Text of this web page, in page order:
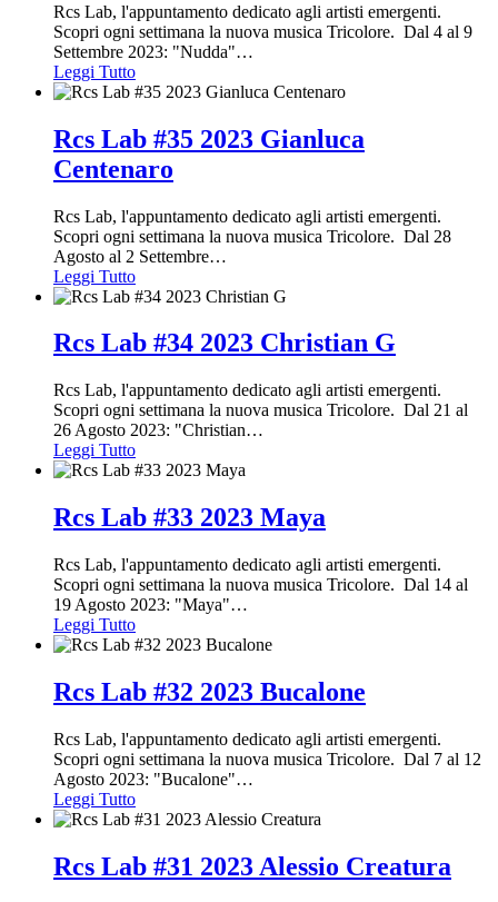
Rcs Lab, l'appuntamento dedicato agli artisti emergenti.
Scopri ogni settimana la nuova musica Tricolore. Dal 4 al 9
Settembre 2023: "Nudda"…
Leggi Tutto
Rcs Lab #35 2023 Gianluca
Centenaro
Rcs Lab, l'appuntamento dedicato agli artisti emergenti.
Scopri ogni settimana la nuova musica Tricolore. Dal 28
Agosto al 2 Settembre…
Leggi Tutto
Rcs Lab #34 2023 Christian G
Rcs Lab, l'appuntamento dedicato agli artisti emergenti.
Scopri ogni settimana la nuova musica Tricolore. Dal 21 al
26 Agosto 2023: "Christian…
Leggi Tutto
Rcs Lab #33 2023 Maya
Rcs Lab, l'appuntamento dedicato agli artisti emergenti.
Scopri ogni settimana la nuova musica Tricolore. Dal 14 al
19 Agosto 2023: "Maya"…
Leggi Tutto
Rcs Lab #32 2023 Bucalone
Rcs Lab, l'appuntamento dedicato agli artisti emergenti.
Scopri ogni settimana la nuova musica Tricolore. Dal 7 al 12
Agosto 2023: "Bucalone"…
Leggi Tutto
Rcs Lab #31 2023 Alessio Creatura